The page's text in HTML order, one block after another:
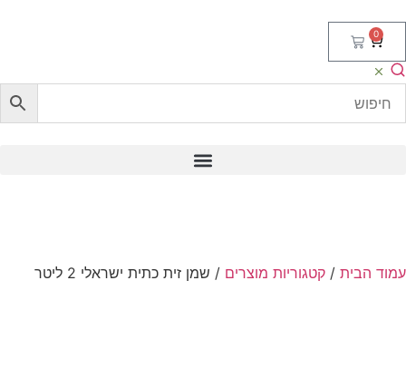
0
הבית/קטגוריות מוצרים/ שמן זית כתית ישראלי 2 ליטר